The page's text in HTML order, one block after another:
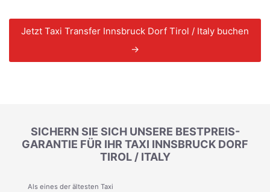
Jetzt Taxi Transfer Innsbruck Dorf Tirol / Italy buchen
→
SICHERN SIE SICH UNSERE BESTPREIS-
GARANTIE FÜR IHR TAXI INNSBRUCK DORF
TIROL / ITALY
Als eines der ältesten Taxi